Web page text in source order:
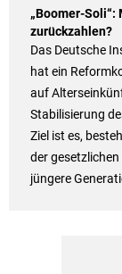
„Boomer-
zurückzahlen?
Das Deutsche
hat ein
auf
Stabilisierung
Ziel ist es,
der
jüngere